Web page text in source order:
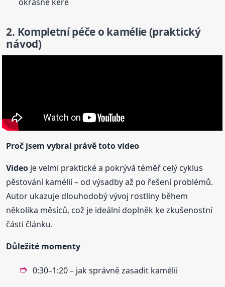
2. Kompletní péče o kamélie (praktický
návod)
Proč jsem vybral právě totovideo
Video je velmi praktické a pokrývá téměř celý cyklus
pěstování kamélií – od výsadby až po řešení problémů.
Autor ukazuje dlouhodobý vývoj rostliny během
několika měsíců, což je ideální doplněk ke zkušenostní
části článku.
Důležité momenty
0:30–1:20 – jak správně zasadit kamélii